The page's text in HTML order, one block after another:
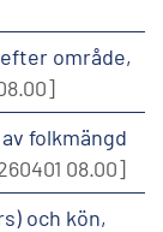
område,
folkmängd
08.00]
och kön,